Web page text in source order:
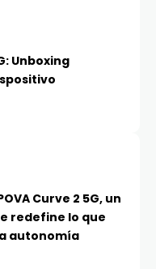
Unboxing
Curve 2 5G, un
redefine lo que
autonomía